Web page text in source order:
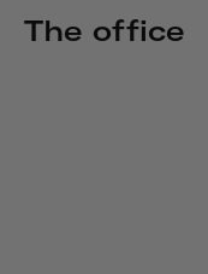
The office